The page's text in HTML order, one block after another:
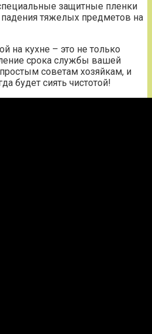
защитные пленки
тяжелых предметов на
на кухне – это не только
срока службы вашей
советам хозяйкам, и
будет сиять чистотой!